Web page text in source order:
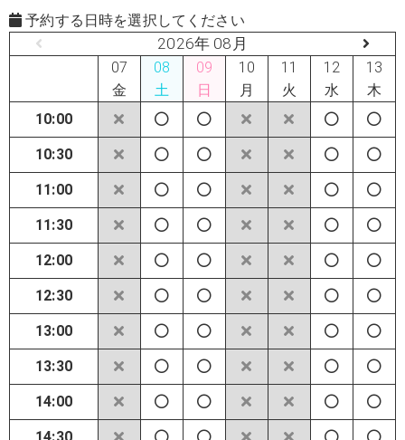
予約する日時を選択してください
2026年 08月
07
金
08
土
09
日
10
月
11
火
12
水
13
木
10:00
10:30
11:00
11:30
12:00
12:30
13:00
13:30
14:00